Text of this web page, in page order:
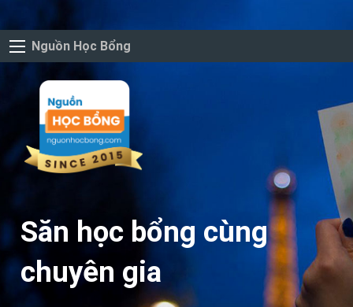
Nguồn Học Bổng
Săn học bổng cùng
chuyên gia